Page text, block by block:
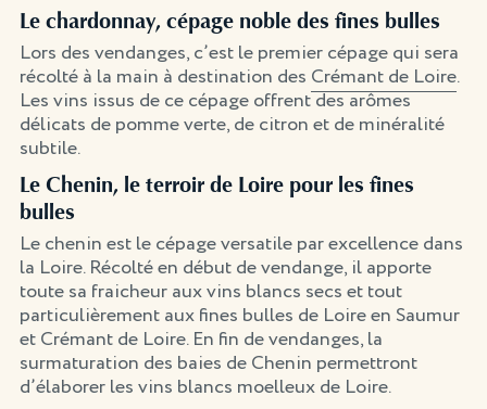
Le chardonnay, cépage noble des fines bulles
Lors des vendanges, c’est le premier cépage qui sera
récolté à la main à destination des Crémant de Loire.
Les vins issus de ce cépage offrent des arômes
délicats de pomme verte, de citron et de minéralité
subtile.
Le Chenin, le terroir de Loire pour les fines
bulles
Le chenin est le cépage versatile par excellence dans
la Loire. Récolté en début de vendange, il apporte
toute sa fraicheur aux vins blancs secs et tout
particulièrement aux fines bulles de Loire en Saumur
et Crémant de Loire. En fin de vendanges, la
surmaturation des baies de Chenin permettront
d’élaborer les vins blancs moelleux de Loire.